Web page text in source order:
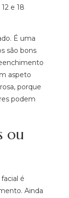
e 18
É uma
são bons
aspeto
porque
podem
ou
é
Ainda